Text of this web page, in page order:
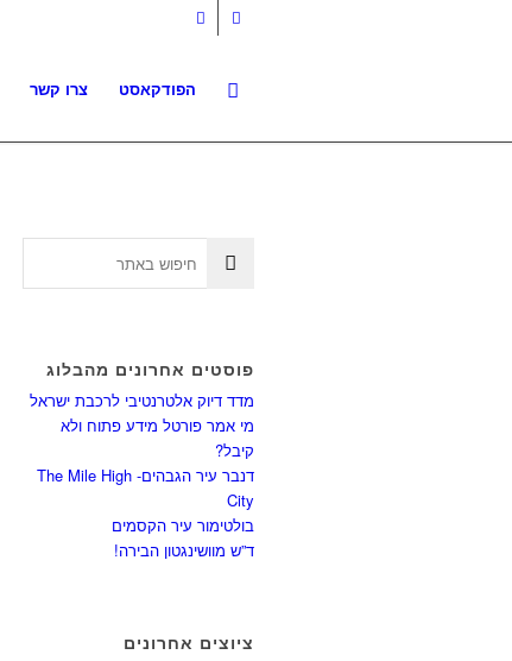
צרו קשר הפודקאסט
פוסטים אחרונים מהבלוג
מדד דיוק אלטרנטיבי לרכבת ישראל
מי אמר פורטל מידע פתוח ולא
קיבל?
דנבר עיר הגבהים- The Mile High
City
בולטימור עיר הקסמים
ד”ש מוושינגטון הבירה!
ציוצים אחרונים